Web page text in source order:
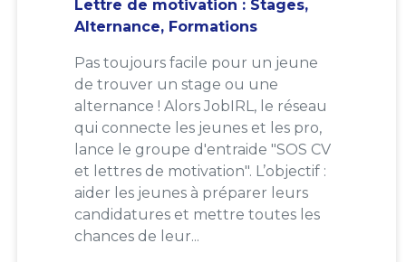
Lettre de motivation : Stages,
Alternance, Formations
Pas toujours facile pour un jeune
de trouver un stage ou une
alternance ! Alors JobIRL, le réseau
qui connecte les jeunes et les pro,
lance le groupe d'entraide "SOS CV
et lettres de motivation". L’objectif :
aider les jeunes à préparer leurs
candidatures et mettre toutes les
chances de leur...